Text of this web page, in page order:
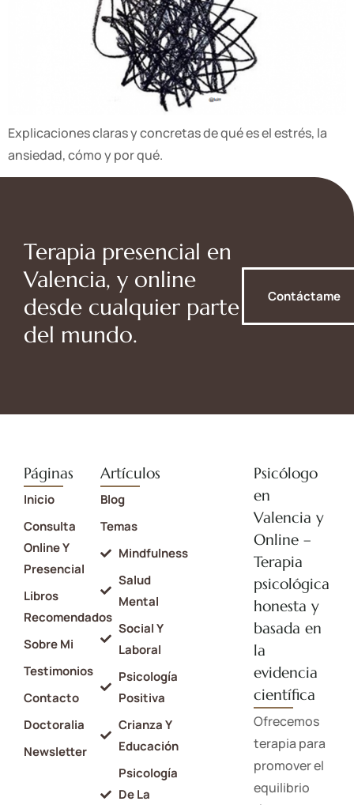
Explicaciones claras y concretas de qué es el estrés, la
ansiedad, cómo y por qué.
Terapia presencial en
Valencia, y online
desde cualquier parte
del mundo.
Contáctame
Páginas
Inicio
Consulta
Online Y
Presencial
Libros
Recomendados
Sobre Mi
Testimonios
Contacto
Doctoralia
Newsletter
Artículos
Blog
Temas
Mindfulness
Salud
Mental
Social Y
Laboral
Psicología
Positiva
Crianza Y
Educación
Psicología
De La
Psicólogo
en
Valencia y
Online –
Terapia
psicológica
honesta y
basada en
la
evidencia
científica
Ofrecemos
terapia para
promover el
equilibrio